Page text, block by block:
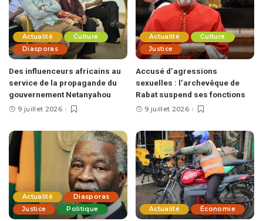
Actualité
Culture
Diasporas
Des influenceurs africains au
service de la propagande du
gouvernement Netanyahou
9 juillet 2026
Actualité
Culture
Justice
Accusé d’agressions
sexuelles : l’archevêque de
Rabat suspend ses fonctions
9 juillet 2026
Actualité
Diasporas
Justice
Politique Actualité Économie